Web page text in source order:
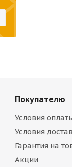
Покупателю
Условия
Условия
Гарантия на
Акции